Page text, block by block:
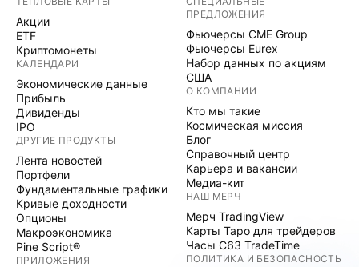
Акции
ETF
Криптомонеты
КАЛЕНДАРИ
Экономические данные
Прибыль
Дивиденды
IPO
ДРУГИЕ ПРОДУКТЫ
Лента новостей
Портфели
Фундаментальные графики
Кривые доходности
Опционы
Макроэкономика
Pine Script®
ПРИЛОЖЕНИЯ
ПРЕДЛОЖЕНИЯ
Фьючерсы CME Group
Фьючерсы Eurex
Набор данных по акциям
США
О КОМПАНИИ
Кто мы такие
Космическая миссия
Блог
Справочный центр
Карьера и вакансии
Медиа-кит
НАШ МЕРЧ
Мерч TradingView
Карты Таро для трейдеров
Часы C63 TradeTime
ПОЛИТИКА И БЕЗОПАСНОСТЬ